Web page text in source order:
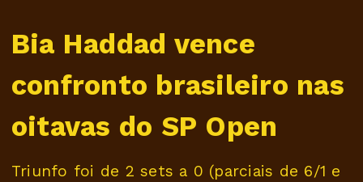
Bia Haddad vence
confronto brasileiro nas
oitavas do SP Open
Triunfo foi de 2 sets a 0 (parciais de 6/1 e